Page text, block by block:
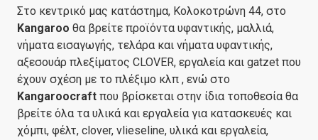
Στο κεντρικό μας κατάστημα, Κολοκοτρώνη 44, στο
Kangaroo θα βρείτε προϊόντα υφαντικής, μαλλιά,
νήματα εισαγωγής, τελάρα και νήματα υφαντικής,
αξεσουάρ πλεξίματος CLOVER, εργαλεία και gatzet που
έχουν σχέση με το πλέξιμο κλπ , ενώ στο
Kangaroocraft που βρίσκεται στην ίδια τοποθεσία θα
βρείτε όλα τα υλικά και εργαλεία για κατασκευές και
χόμπι, φέλτ, clover, vlieseline, υλικά και εργαλεία,